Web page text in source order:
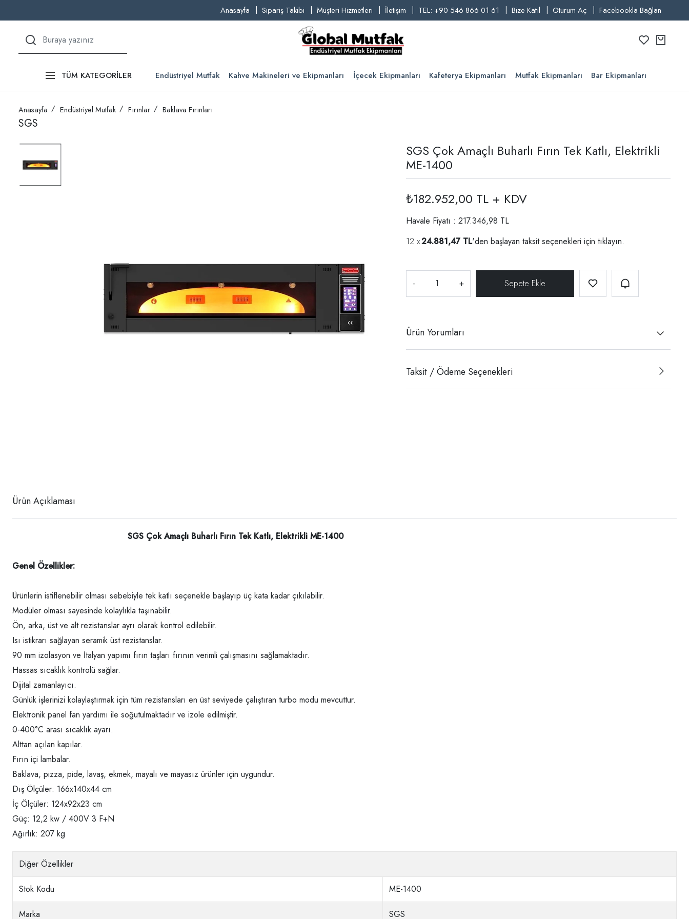
Anasayfa Sipariş Takibi Müşteri Hizmetleri İletişim TEL: +90 546 866 01 61 Bize Katıl Oturum Aç Facebookla Bağlan
TÜM KATEGORİLER Endüstriyel Mutfak Kahve Makineleri ve Ekipmanları İçecek Ekipmanları Kafeterya Ekipmanları Mutfak Ekipmanları Bar Ekipmanları
Anasayfa Endüstriyel Mutfak Fırınlar Baklava Fırınları
SGS
SGS Çok Amaçlı Buharlı Fırın Tek Katlı, Elektrikli
ME-1400
₺182.952,00 TL + KDV
Havale Fiyatı : 217.346,98 TL
24.881,47 TL'den başlayan taksit seçenekleri için tıklayın.
- +
Ürün Yorumları
Taksit / Ödeme Seçenekleri
Ürün Açıklaması
SGS Çok Amaçlı Buharlı Fırın Tek Katlı, Elektrikli ME-1400
Genel Özellikler:
Ürünlerin istiflenebilir olması sebebiyle tek katlı seçenekle başlayıp üç kata kadar çıkılabilir.
Modüler olması sayesinde kolaylıkla taşınabilir.
Ön, arka, üst ve alt rezistanslar ayrı olarak kontrol edilebilir.
Isı istikrarı sağlayan seramik üst rezistanslar.
90 mm izolasyon ve İtalyan yapımı fırın taşları fırının verimli çalışmasını sağlamaktadır.
Hassas sıcaklık kontrolü sağlar.
Dijital zamanlayıcı.
Günlük işlerinizi kolaylaştırmak için tüm rezistansları en üst seviyede çalıştıran turbo modu mevcuttur.
Elektronik panel fan yardımı ile soğutulmaktadır ve izole edilmiştir.
0-400°C arası sıcaklık ayarı.
Alttan açılan kapılar.
Fırın içi lambalar.
Baklava, pizza, pide, lavaş, ekmek, mayalı ve mayasız ürünler için uygundur.
Dış Ölçüler: 166x140x44 cm
İç Ölçüler: 124x92x23 cm
Güç: 12,2 kw / 400V 3 F+N
Ağırlık: 207 kg
Diğer Özellikler
Stok Kodu ME-1400
Marka SGS